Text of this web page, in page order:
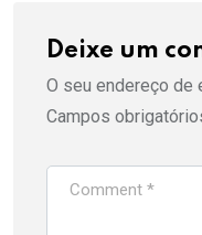
Deixe um
O seu endereço de
Campos